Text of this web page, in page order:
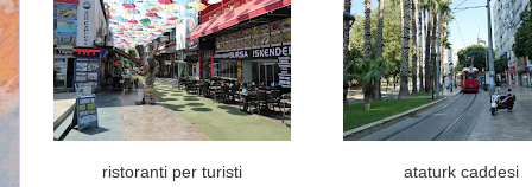
ristoranti per turisti ataturk caddesi